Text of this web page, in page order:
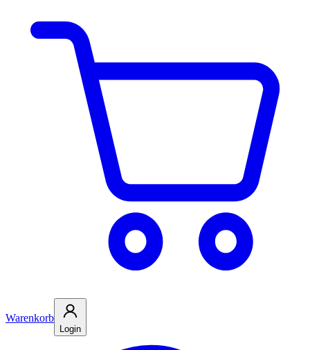
Warenkorb
Login